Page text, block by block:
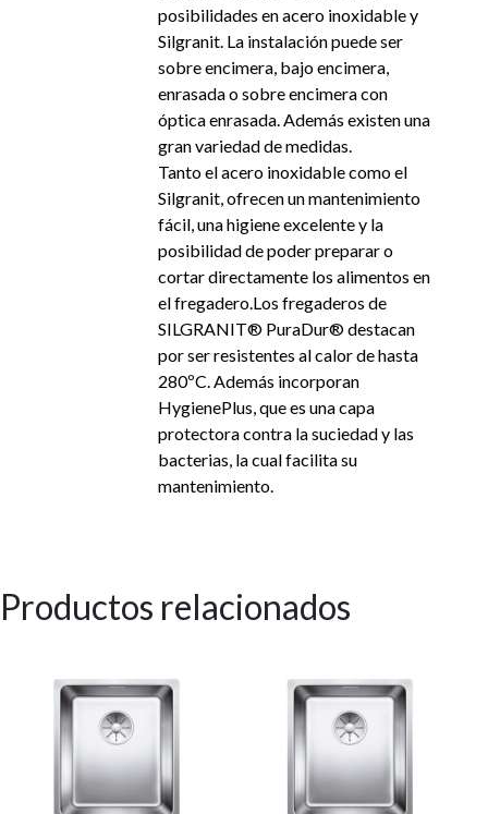
posibilidades en acero inoxidable y
Silgranit. La instalación puede ser
sobre encimera, bajo encimera,
enrasada o sobre encimera con
óptica enrasada. Además existen una
gran variedad de medidas.
Tanto el acero inoxidable como el
Silgranit, ofrecen un mantenimiento
fácil, una higiene excelente y la
posibilidad de poder preparar o
cortar directamente los alimentos en
el fregadero.Los fregaderos de
SILGRANIT® PuraDur® destacan
por ser resistentes al calor de hasta
280ºC. Además incorporan
HygienePlus, que es una capa
protectora contra la suciedad y las
bacterias, la cual facilita su
mantenimiento.
Productos relacionados